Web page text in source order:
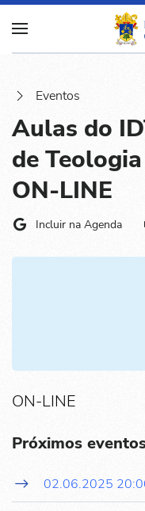
Eventos
Aulas do
de
ON-LINE
Incluir na Agenda
ON-LINE
Próximos
02.06.2025